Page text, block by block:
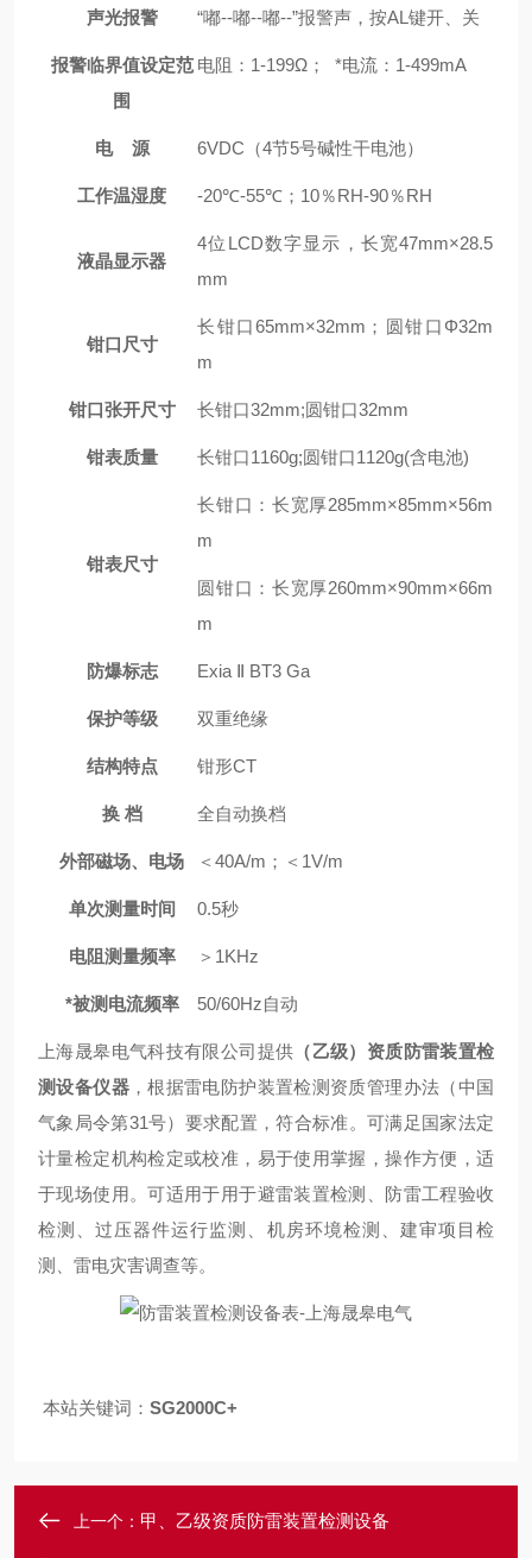
声光报警 “嘟--嘟--嘟--”报警声，按AL键开、关
报警临界值设定范
围
电阻：1-199Ω； *电流：1-499mA
电 源 6VDC（4节5号碱性干电池）
工作温湿度 -20℃-55℃；10％RH-90％RH
液晶显示器
4位LCD数字显示，长宽47mm×28.5
mm
钳口尺寸
长钳口65mm×32mm；圆钳口Φ32m
m
钳口张开尺寸 长钳口32mm;圆钳口32mm
钳表质量 长钳口1160g;圆钳口1120g(含电池)
钳表尺寸
长钳口：长宽厚285mm×85mm×56m
m
圆钳口：长宽厚260mm×90mm×66m
m
防爆标志 Exia Ⅱ BT3 Ga
保护等级 双重绝缘
结构特点 钳形CT
换 档 全自动换档
外部磁场、电场 ＜40A/m；＜1V/m
单次测量时间 0.5秒
电阻测量频率 ＞1KHz
*被测电流频率 50/60Hz自动
上海晟皋电气科技有限公司提供 （乙级）资质防雷装置检
测设备仪器，根据雷电防护装置检测资质管理办法（中国
气象局令第31号）要求配置，符合标准。可满足国家法定
计量检定机构检定或校准，易于使用掌握，操作方便，适
于现场使用。可适用于用于避雷装置检测、防雷工程验收
检测、过压器件运行监测、机房环境检测、建审项目检
测、雷电灾害调查等。
本站关键词： SG2000C+
上一个： 甲、乙级资质防雷装置检测设备